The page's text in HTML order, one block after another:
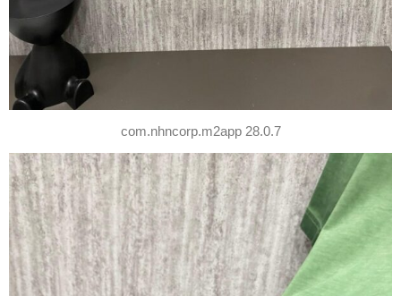
com.nhncorp.m2app 28.0.7